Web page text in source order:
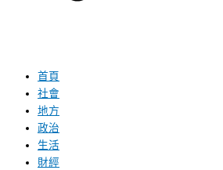
首頁
社會
地方
政治
生活
財經